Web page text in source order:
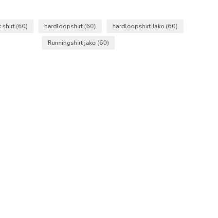
shirt (60) hardloopshirt (60) hardloopshirt Jako (60)
Runningshirt jako (60)